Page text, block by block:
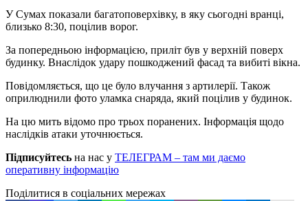
У Сумах показали багатоповерхівку, в яку сьогодні вранці,
близько 8:30, поцілив ворог.
За попередньою інформацією, приліт був у верхній поверх
будинку. Внаслідок удару пошкоджений фасад та вибиті вікна.
Повідомляється, що це було влучання з артилерії. Також
оприлюднили фото уламка снаряда, який поцілив у будинок.
На цю мить відомо про трьох поранених. Інформація щодо
наслідків атаки уточнюється.
Підписуйтесь на нас у ТЕЛЕГРАМ – там ми даємо
оперативну інформацію
Поділитися в соціальних мережах